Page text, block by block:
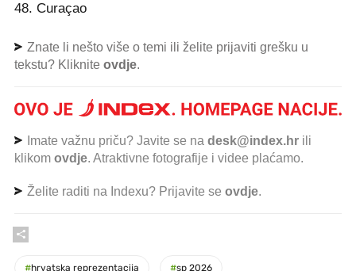
48. Curaçao
Znate li nešto više o temi ili želite prijaviti grešku u
tekstu? Kliknite ovdje.
Imate važnu priču? Javite se na desk@index.hr ili
klikom ovdje. Atraktivne fotografije i videe plaćamo.
Želite raditi na Indexu? Prijavite se ovdje.
#hrvatska reprezentacija #sp 2026